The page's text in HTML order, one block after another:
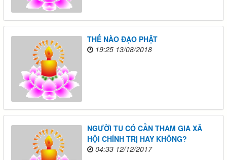
THẾ NÀO ĐẠO PHẬT
19:25 13/08/2018
NGƯỜI TU CÓ CẦN THAM GIA XÃ
HỘI CHÍNH TRỊ HAY KHÔNG?
04:33 12/12/2017